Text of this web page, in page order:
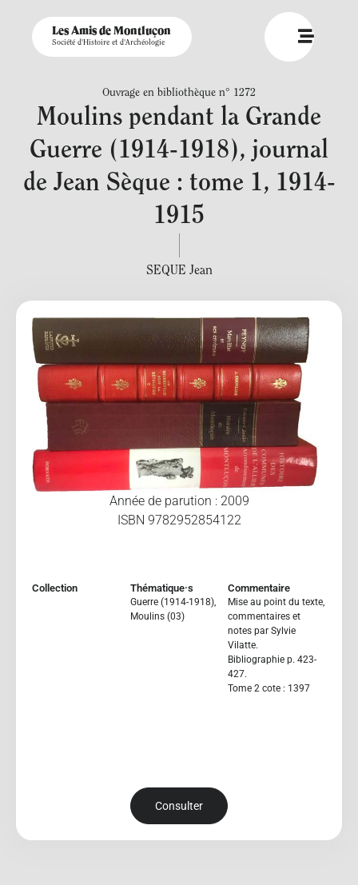
Les Amis de Montluçon
Société d'Histoire et d'Archéologie
Ouvrage en bibliothèque n° 1272
Moulins pendant la Grande
Guerre (1914-1918), journal
de Jean Sèque : tome 1, 1914-
1915
SEQUE Jean
Année de parution : 2009
ISBN 9782952854122
Collection Thématique·s
Guerre (1914-1918),
Moulins (03)
Commentaire
Mise au point du texte,
commentaires et
notes par Sylvie
Vilatte.
Bibliographie p. 423-
427.
Tome 2 cote : 1397
Consulter